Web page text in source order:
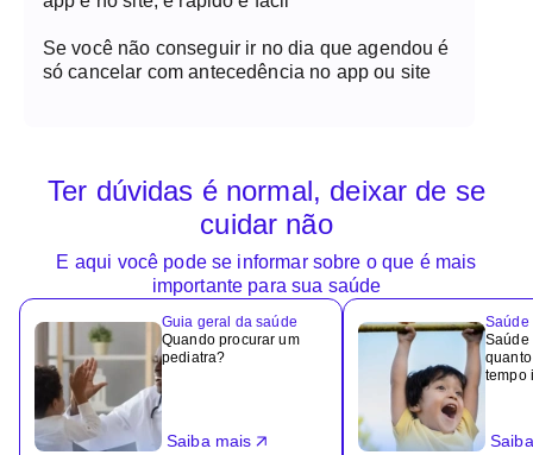
Se você não conseguir ir no dia que agendou é
só cancelar com antecedência no app ou site
Ter dúvidas é normal, deixar de se
cuidar não
E aqui você pode se informar sobre o que é mais
importante para sua saúde
Guia geral da saúde
Quando procurar um
pediatra?
Saiba mais
Saúde
Saúde
tempo